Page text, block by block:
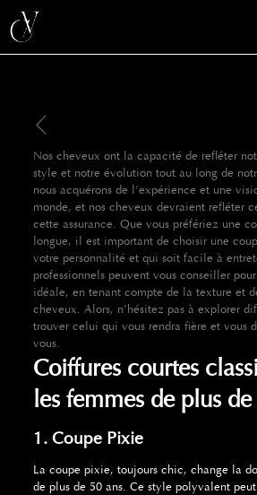
Nos cheveux ont la capacité de refléter
style et notre évolution tout au long de
nous acquérons de l’expérience et une
monde, et nos cheveux devraient refléter
cette assurance. Que vous préfériez une
longue, il est important de choisir une
votre personnalité et qui soit facile à
professionnels peuvent vous conseiller
idéale, en tenant compte de la texture et
cheveux. Alors, n’hésitez pas à explorer
trouver celui qui vous rendra fière et vous
vous.
Coiffures courtes
les femmes de plus
1. Coupe Pixie
La coupe pixie, toujours chic, change la
de plus de 50 ans. Ce style polyvalent